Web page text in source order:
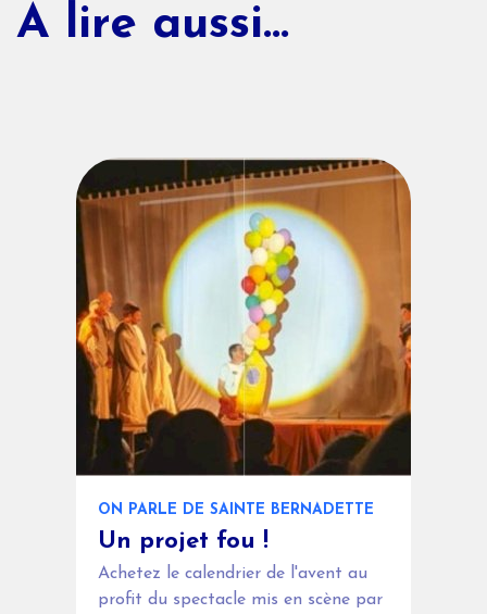
A lire aussi...
ON PARLE DE SAINTE BERNADETTE
Un projet fou !
Achetez le calendrier de l'avent au
profit du spectacle mis en scène par